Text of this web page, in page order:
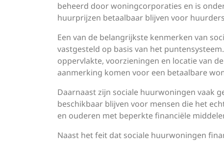
beheerd door woningcorporaties en is
huurprijzen betaalbaar blijven voor
Een van de belangrijkste kenmerken van
vastgesteld op basis van het
oppervlakte, voorzieningen en locatie van
aanmerking komen voor een betaalbare
Daarnaast zijn sociale huurwoningen vaak
beschikbaar blijven voor mensen die het
en ouderen met beperkte financiële
Naast het feit dat sociale huurwoningen